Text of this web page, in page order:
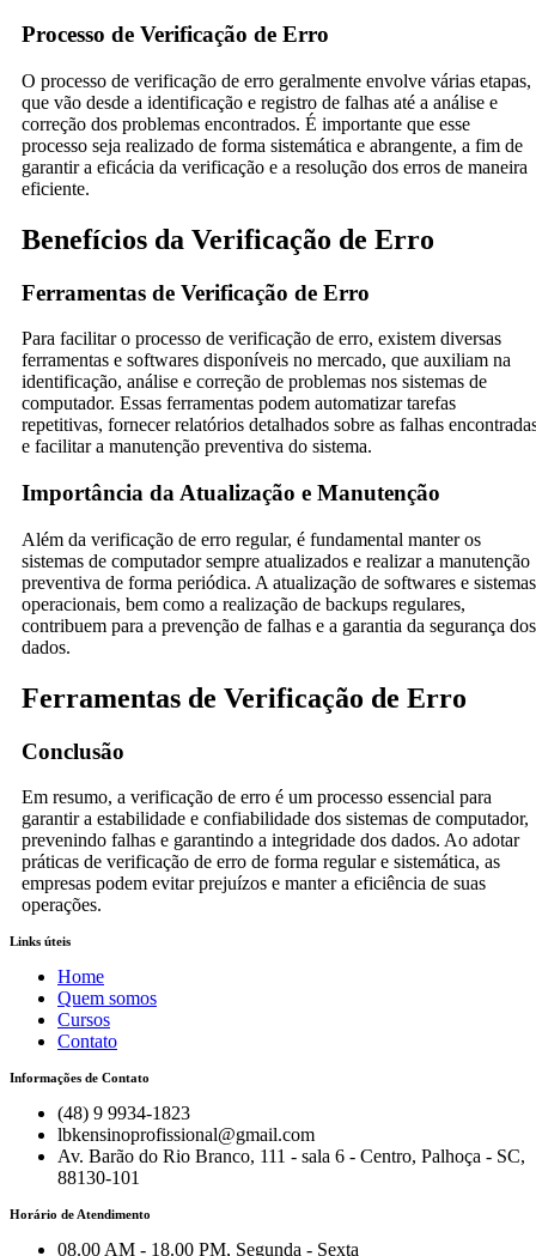
Processo de Verificação de Erro
O processo de verificação de erro geralmente envolve várias etapas,
que vão desde a identificação e registro de falhas até a análise e
correção dos problemas encontrados. É importante que esse
processo seja realizado de forma sistemática e abrangente, a fim de
garantir a eficácia da verificação e a resolução dos erros de maneira
eficiente.
Benefícios da Verificação de Erro
Ferramentas de Verificação de Erro
Para facilitar o processo de verificação de erro, existem diversas
ferramentas e softwares disponíveis no mercado, que auxiliam na
identificação, análise e correção de problemas nos sistemas de
computador. Essas ferramentas podem automatizar tarefas
repetitivas, fornecer relatórios detalhados sobre as falhas
e facilitar a manutenção preventiva do sistema.
Importância da Atualização e Manutenção
Além da verificação de erro regular, é fundamental manter os
sistemas de computador sempre atualizados e realizar a manutenção
preventiva de forma periódica. A atualização de softwares e sistemas
operacionais, bem como a realização de backups regulares,
contribuem para a prevenção de falhas e a garantia da segurança dos
dados.
Ferramentas de Verificação de Erro
Conclusão
Em resumo, a verificação de erro é um processo essencial para
garantir a estabilidade e confiabilidade dos sistemas de computador,
prevenindo falhas e garantindo a integridade dos dados. Ao adotar
práticas de verificação de erro de forma regular e sistemática, as
empresas podem evitar prejuízos e manter a eficiência de suas
operações.
Links úteis
Home
Quem somos
Cursos
Contato
Informações de Contato
(48) 9 9934-1823
lbkensinoprofissional@gmail.com
Av. Barão do Rio Branco, 111 - sala 6 - Centro, Palhoça - SC,
88130-101
Horário de Atendimento
08.00 AM - 18.00 PM, Segunda - Sexta